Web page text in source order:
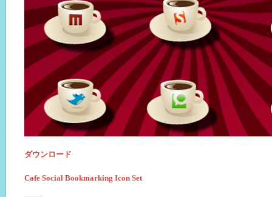
ダウンロード
Cafe Social Bookmarking Icon Set